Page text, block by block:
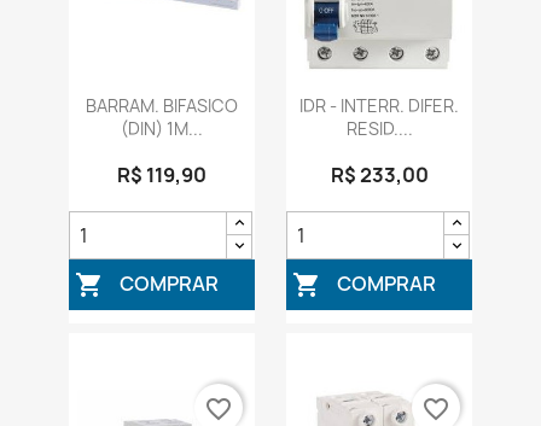
BARRAM. BIFASICO
(DIN) 1M...
R$ 119,90
 COMPRAR
IDR - INTERR. DIFER.
RESID....
R$ 233,00
 COMPRAR
favorite_border favorite_border